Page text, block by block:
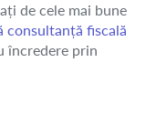
de cele mai bune
consultanță fiscală
încredere prin